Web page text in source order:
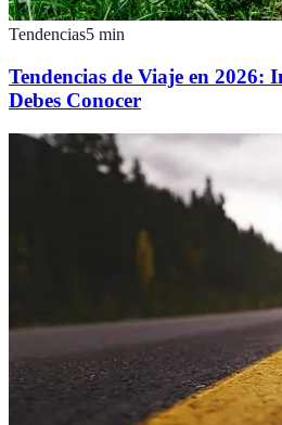
Tendencias5 min
Tendencias de Viaje en 2026:
Debes Conocer